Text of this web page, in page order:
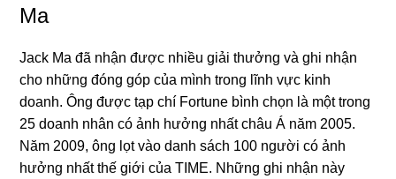
Ma
Jack Ma đã nhận được nhiều giải thưởng và ghi nhận
cho những đóng góp của mình trong lĩnh vực kinh
doanh. Ông được tạp chí Fortune bình chọn là một trong
25 doanh nhân có ảnh hưởng nhất châu Á năm 2005.
Năm 2009, ông lọt vào danh sách 100 người có ảnh
hưởng nhất thế giới của TIME. Những ghi nhận này